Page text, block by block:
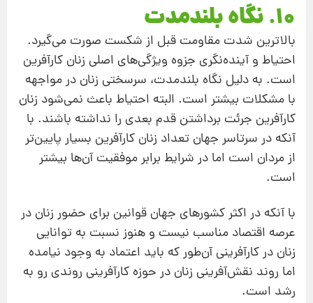
۱۰. نگاه بلندمدت
بالاترین شدت مقاومت قبل از شکست صورت می‌گیرد.
احتیاط و آینده‌نگری جزوه ویژگی‌های اصلی زنان کارآفرین‌
است. به دلیل نگاه بلندمدت، سرسختی زنان در مواجهه
با مشکلات بیشتر است. البته احتیاط باعث نمی‌شود زنان
کارآفرین جرئت برداشتن قدم بعدی را نداشته باشند. با
آنکه در سرتاسر جهان تعداد زنان کارآفرین بسیار پایین‌تر
از مردان است اما در شرایط برابر موفقیت آن‌ها بیشتر
است.
با آنکه در اکثر کشورهای جهان قوانین برای حضور زنان در
عرصه اقتصاد مناسب نیست و هنوز نسبت به توانایی
زنان در کارآفرینی آن‌طور که باید اعتماد به وجود نیامده
اما روند نقش‌آفرینی زنان در حوزه کارآفرینی روندی رو به
رشد است.